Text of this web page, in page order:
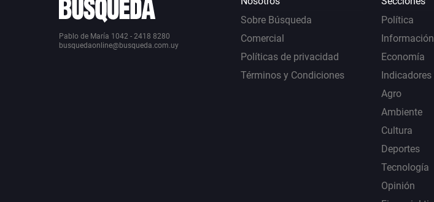
Pablo de María 1042 - 2418 8280
busquedaonline@busqueda.com.uy
Sobre Búsqueda
Comercial
Políticas de privacidad
Términos y Condiciones
Política
Información
Economía
Agro
Ambiente
Cultura
Deportes
Tecnología
Opinión